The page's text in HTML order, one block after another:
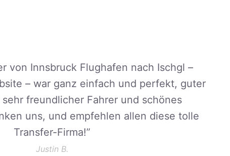
von Innsbruck Flughafen nach Ischgl –
– war ganz einfach und perfekt, guter
freundlicher Fahrer und schönes
uns, und empfehlen allen diese tolle
Transfer-Firma!”
Justin B.